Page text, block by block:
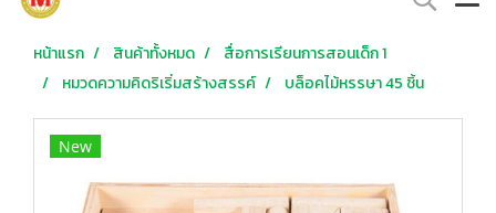
หน้าแรก สินค้าทั้งหมด
สื่อการเรียนการสอนเด็ก 1
หมวดความคิดริเริ่มสร้างสรรค์
บล็อคไม้หรรษา 45 ชิ้น
New